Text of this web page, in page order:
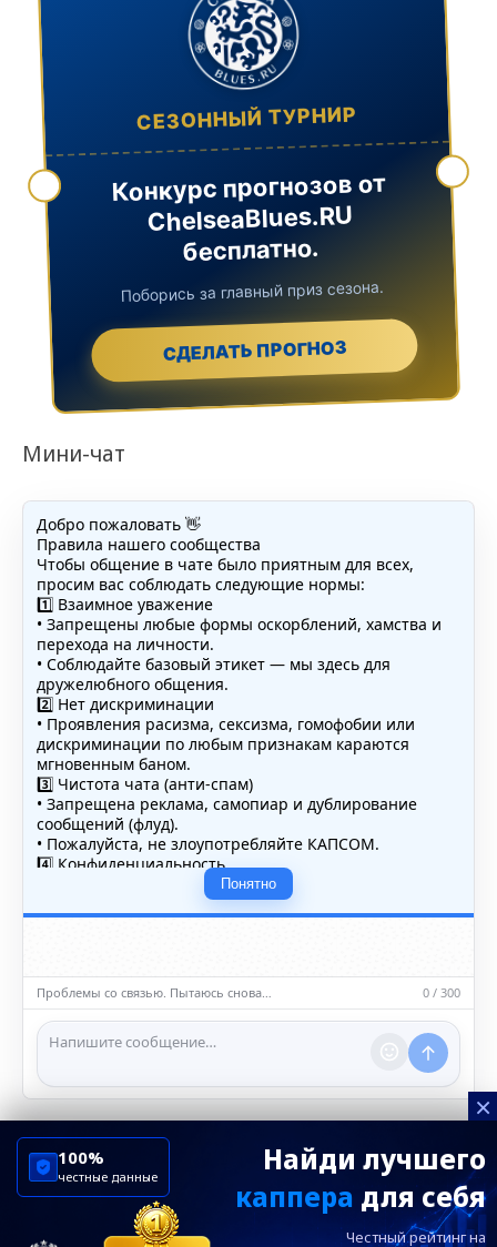
СЕЗОННЫЙ ТУРНИР
Конкурс прогнозов от
ChelseaBlues.RU
бесплатно.
Поборись за главный приз сезона.
СДЕЛАТЬ ПРОГНОЗ
Мини-чат
Добро пожаловать 👋
Правила нашего сообщества
Чтобы общение в чате было приятным для всех,
просим вас соблюдать следующие нормы:
1️⃣ Взаимное уважение
• Запрещены любые формы оскорблений, хамства и
перехода на личности.
• Соблюдайте базовый этикет — мы здесь для
дружелюбного общения.
2️⃣ Нет дискриминации
• Проявления расизма, сексизма, гомофобии или
дискриминации по любым признакам караются
мгновенным баном.
3️⃣ Чистота чата (анти-спам)
• Запрещена реклама, самопиар и дублирование
сообщений (флуд).
• Пожалуйста, не злоупотребляйте КАПСОМ.
4️⃣ Конфиденциальность
• Не публикуйте личные данные — свои или чужие
(телефоны, адреса, документы).
5️⃣ Уместность контента
насилию.
ℹ️ Модераторы и администраторы вправе удалять
сообщения и ограничивать доступ к чату при
нарушении правил.
Понятно
Проблемы со связью. Пытаюсь снова… 0 / 300
×
Найди лучшего
каппера для себя
Честный рейтинг на
100%
честные данные
ChelseaBluesRu
ФК Челси